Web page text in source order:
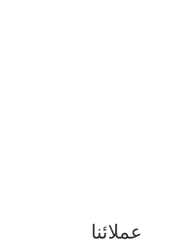
عملائنا